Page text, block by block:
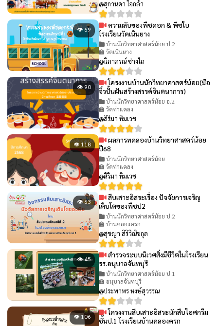
@สุกานดา ใจกล้า
👁 69
ความลับของพืชดอก & พืชใบ
โรงเรียนวัดเนินยาง
บ้านนักวิทยาศาสตร์น้อย ป.2
🏫 วัดเนินยาง
@นิภาภรณ์ ช่างไถ
👁 90
โครงงานบ้านนักวิทยาศาสตร์น้อย(มือ
จิ๋วปั้นฝันสร้างสรรค์จินตนาการ)
บ้านนักวิทยาศาสตร์น้อย อ.2
🏫 วัดท่าแคลง
@สิริมา ทิมเวช
👁 118
ผลการทดลองบ้านวิทยาศาสตร์น้อย
ปี68
บ้านนักวิทยาศาสตร์น้อย
🏫 วัดท่าแคลง
@สิริมา ทิมเวช
👁 63
สืบเสาะอิสระเรื่อง ปัจจัยการเจริญ
เติบโตของพืชป2
บ้านนักวิทยาศาสตร์น้อย ป.2
🏫 บ้านคลองครก
@สุชญา สิริวิณิชกุล
👁 45
สำรวจระบบนิเวศสิ่งมีชีวิตในโรงเรียน
รร.อนุบาลจันทบุรี
บ้านนักวิทยาศาสตร์น้อย ป.1
🏫 อนุบาลจันทบุรี
@ประพาพร หงษ์สุวรรณ
👁 106
โครงงานสืบเสาะอิสระนักสืบไอศกรีม
ชั้นป.1 โรงเรียนบ้านคลองครก